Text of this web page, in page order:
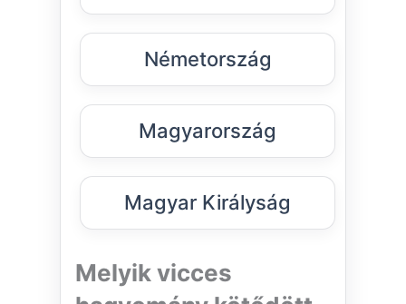
Németország
Magyarország
Magyar Királyság
Melyik vicces